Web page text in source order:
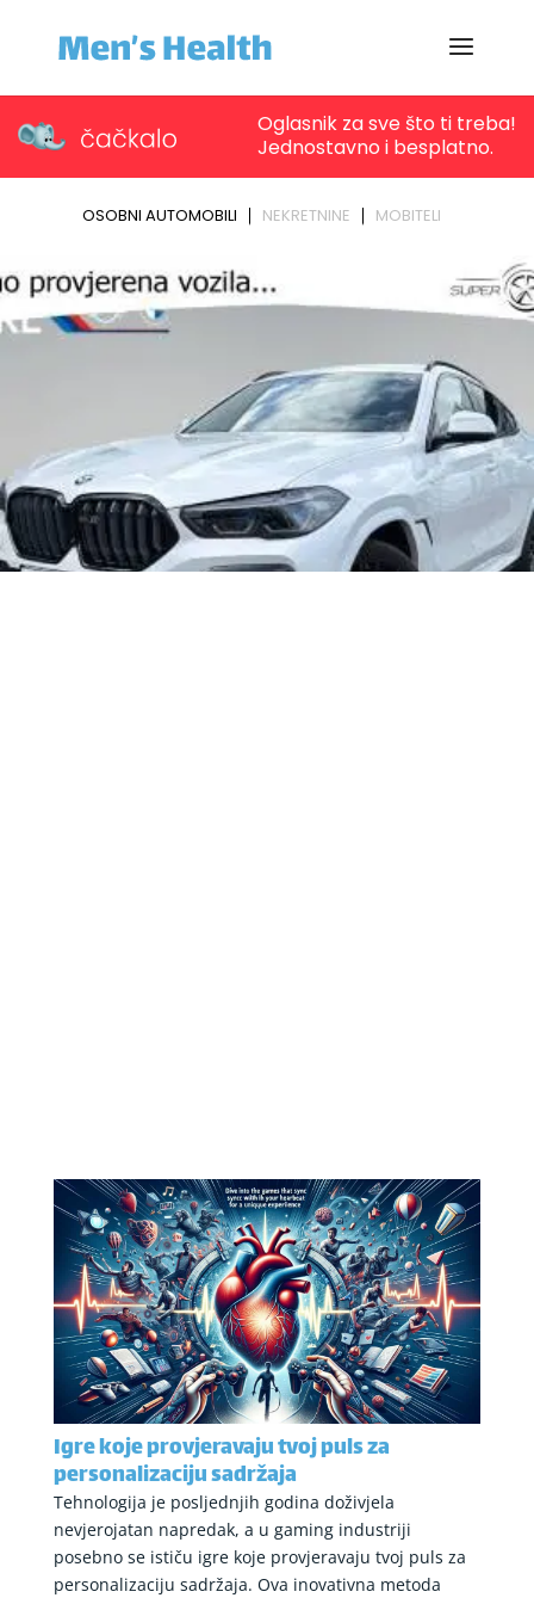
Igre koje provjeravaju tvoj puls za
personalizaciju sadržaja
Tehnologija je posljednjih godina doživjela
nevjerojatan napredak, a u gaming industriji
posebno se ističu igre koje provjeravaju tvoj puls za
personalizaciju sadržaja. Ova inovativna metoda